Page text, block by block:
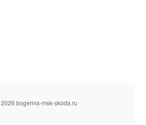
bogemia-msk-skoda.ru